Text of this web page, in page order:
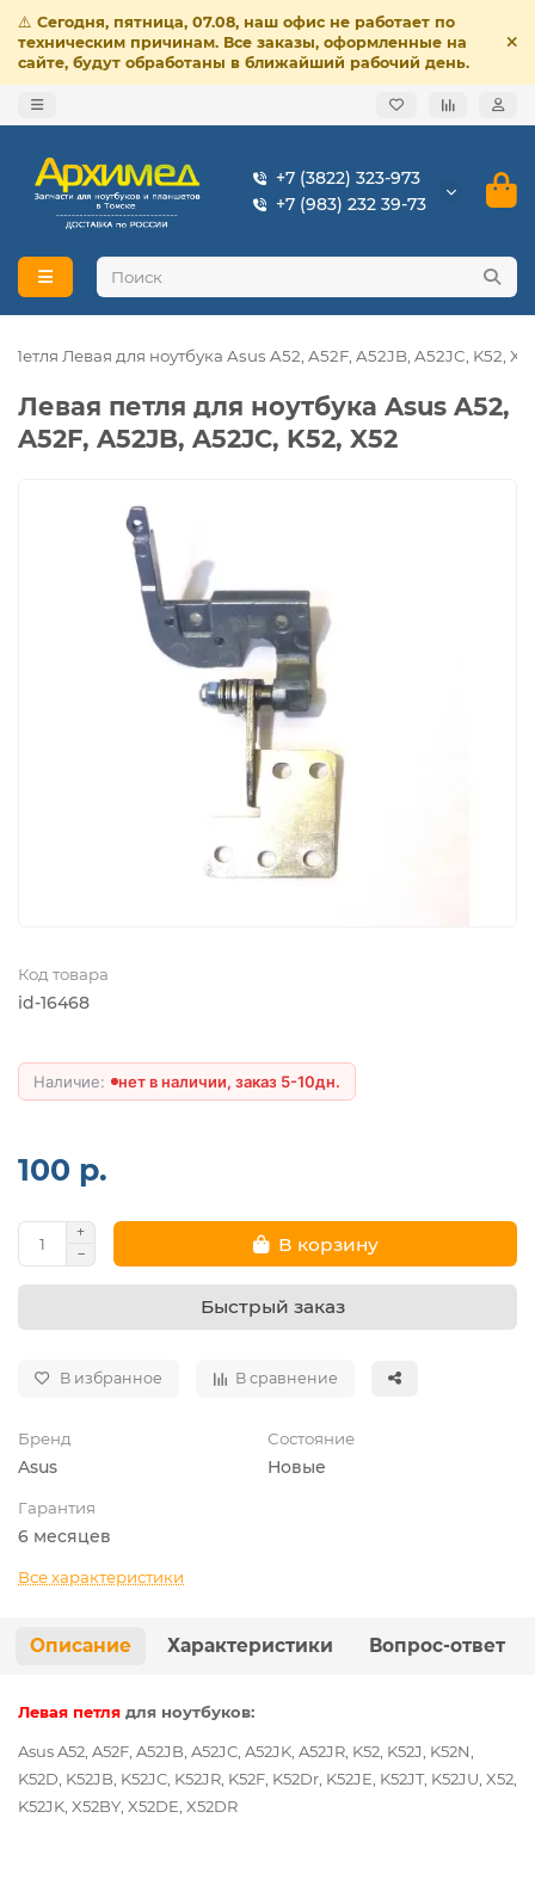
⚠️ Сегодня, пятница, 07.08, наш офис не работает по
техническим причинам. Все заказы, оформленные на
сайте, будут обработаны в ближайший рабочий день.
+7 (3822) 323-973
+7 (983) 232 39-73
Петля Левая для ноутбука Asus A52, A52F, A52JB, A52JC, K52,
Левая петля для ноутбука Asus A52,
A52F, A52JB, A52JC, K52, X52
Код товара
id-16468
нет в наличии, заказ 5-10дн.
100 р.
В корзину
Быстрый заказ
В избранное В сравнение
Бренд
Asus
Состояние
Новые
Гарантия
6 месяцев
Все характеристики
Описание Характеристики Вопрос-ответ
Левая петля для ноутбуков:
Asus A52, A52F, A52JB, A52JC, A52JK, A52JR, K52, K52J, K52N,
K52D, K52JB, K52JC, K52JR, K52F, K52Dr, K52JE, K52JT, K52JU, X52,
K52JK, X52BY, X52DE, X52DR